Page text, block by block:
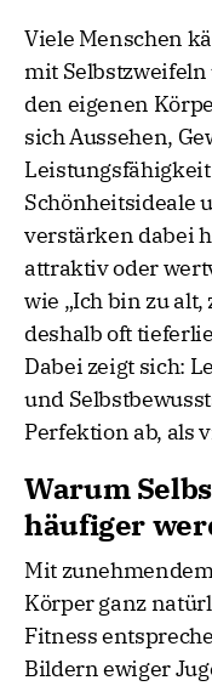
Viele Menschen
mit
den eigenen
sich Aussehen,
Schönheitsideale
verstärken dabei
attraktiv oder
wie „Ich bin zu alt,
deshalb oft
Dabei zeigt sich:
und
Perfektion ab, als
Warum
häufiger
Mit
Körper ganz
Fitness
Bildern ewiger